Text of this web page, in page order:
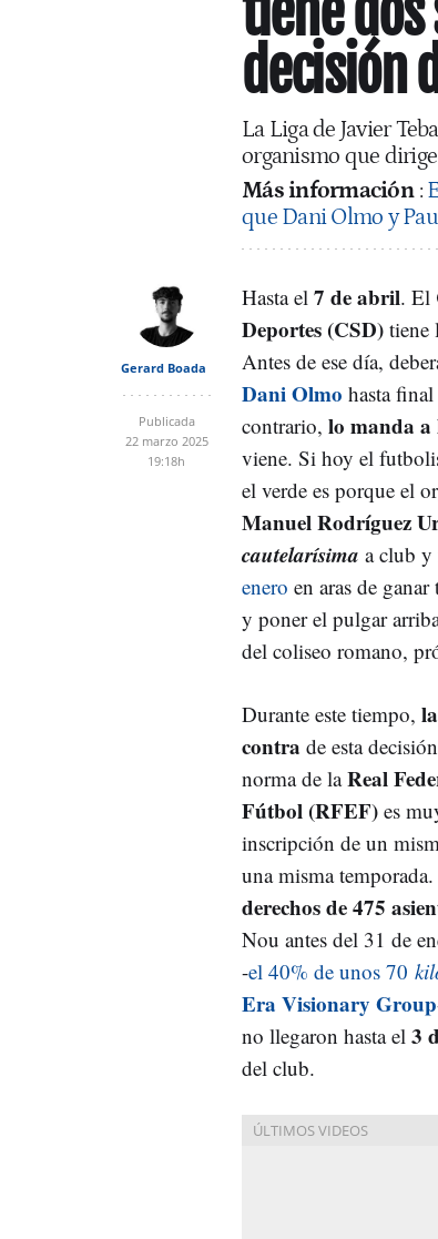
decisión
La Liga de Javier
organismo que
Más información :
que Dani Olmo y
Gerard Boada
Publicada
22 marzo 2025
19:18h
Hasta el 7 de abril. El
Deportes (CSD) tiene
Antes de ese día,
Dani Olmo hasta
contrario, lo manda
viene. Si hoy el
el verde es porque el
Manuel Rodríguez
cautelarísima a club
enero en aras de
y poner el pulgar
del coliseo romano,
Durante este tiempo,
contra de esta
norma de laReal
Fútbol (RFEF) es
inscripción de un
una misma
derechos de 475
Nou antes del 31 de
-el 40% de unos 70
Era Visionary Group
no llegaron hasta el 3
del club.